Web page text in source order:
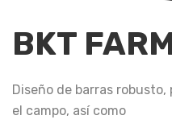
BKT
Diseño de barras
el campo, así como